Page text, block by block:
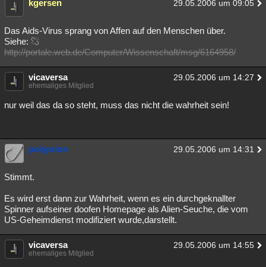
kgersen 29.05.2006 um 09:05
Das Aids-Virus sprang von Affen auf den Menschen über.
Siehe:
http://portale.web.de/Computer/Wissenschaft/msg/6164958/
vicaversa 29.05.2006 um 14:27
ehemaliges Mitglied
nur weil das da so steht, muss das nicht die wahrheit sein!
polyprion 29.05.2006 um 14:31
Stimmt.
Es wird erst dann zur Wahrheit, wenn es ein durchgeknallter
Spinner aufseiner doofen Homepage als Alien-Seuche, die vom
US-Geheimdienst modifiziert wurde,darstellt.
vicaversa 29.05.2006 um 14:55
ehemaliges Mitglied